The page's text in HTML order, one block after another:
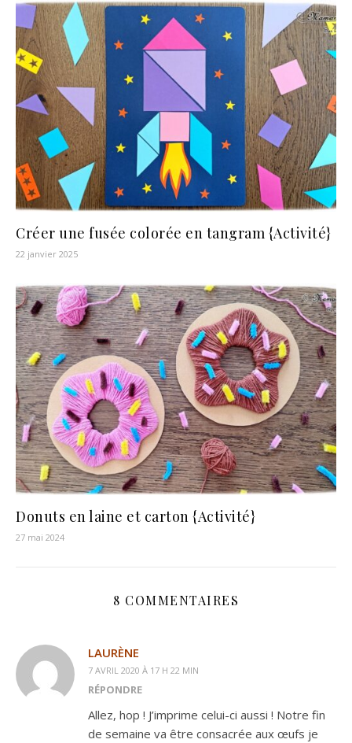
Créer une fusée colorée en tangram {Activité}
22 janvier 2025
Donuts en laine et carton {Activité}
27 mai 2024
8 COMMENTAIRES
LAURÈNE
7 AVRIL 2020 À 17 H 22 MIN
RÉPONDRE
Allez, hop ! J’imprime celui-ci aussi ! Notre fin
de semaine va être consacrée aux œufs je